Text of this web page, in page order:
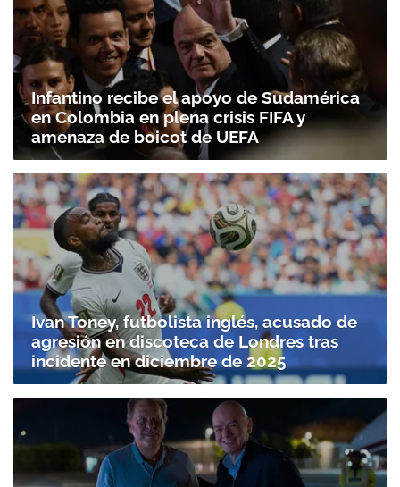
Infantino recibe el apoyo de Sudamérica
en Colombia en plena crisis FIFA y
amenaza de boicot de UEFA
Ivan Toney, futbolista inglés, acusado de
agresión en discoteca de Londres tras
incidente en diciembre de 2025